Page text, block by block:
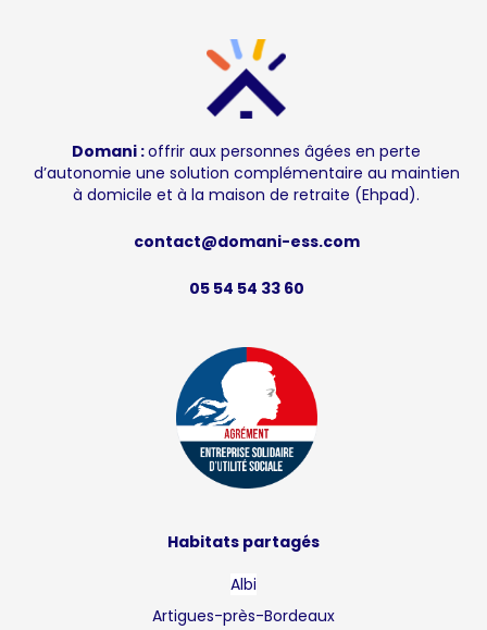
Domani :offrir aux personnes âgées en perte
d’autonomie une solution complémentaire au maintien
à domicile et à la maison de retraite (Ehpad).
contact@domani-ess.com
05 54 54 33 60
Habitats partagés
Albi
Artigues-près-Bordeaux